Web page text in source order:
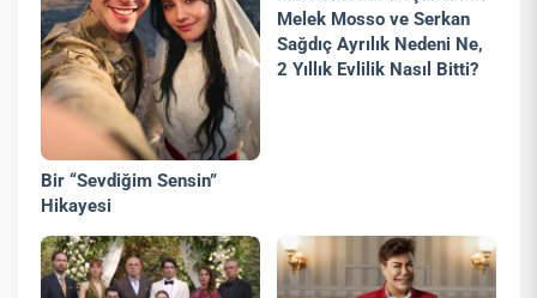
Bir “Sevdiğim Sensin”
Hikayesi
Melek Mosso ve Serkan
Sağdıç Ayrılık Nedeni Ne,
2 Yıllık Evlilik Nasıl Bitti?